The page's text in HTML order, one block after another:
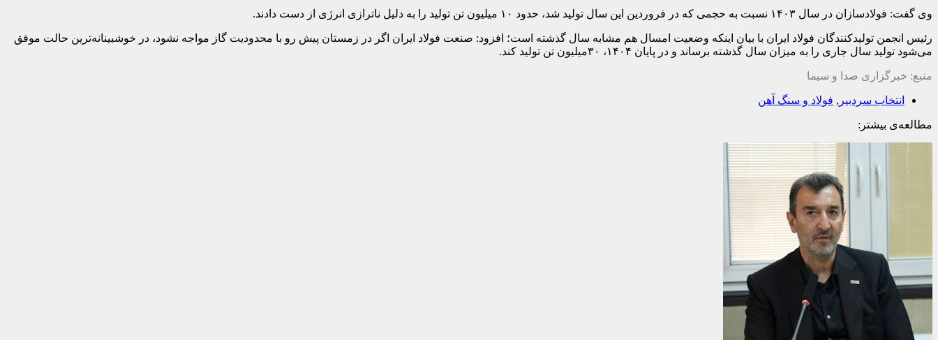
وی گفت: فولادسازان در سال ۱۴۰۳ نسبت به حجمی که در فروردین این سال تولید شد، حدود ۱۰ میلیون تن تولید را به دلیل ناترازی انرژی از دست دادند.
رئیس انجمن تولیدکنندگان فولاد ایران با بیان اینکه وضعیت امسال هم مشابه سال گذشته است؛ افزود: صنعت فولاد ایران اگر در زمستان پیش رو با محدودیت گاز مواجه نشود، در خوشبینانه‌ترین حالت موفق
می‌شود تولید سال جاری را به میزان سال گذشته برساند و در پایان ۱۴۰۴، ۳۰میلیون تن تولید کند.
منبع: خبرگزاری صدا و سیما
انتخاب سردبیر , فولاد و سنگ آهن
مطالعه‌ی بیشتر: